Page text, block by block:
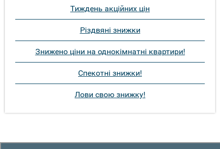
Тиждень акційних цін
Різдвяні знижки
Знижено ціни на однокімнатні квартири!
Спекотні знижки!
Лови свою знижку!